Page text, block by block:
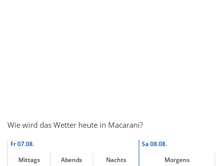
Wie wird das Wetter heute in Macarani?
Fr07.08. Sa 08.08.
Mittags
Abends
Nachts
Morgens